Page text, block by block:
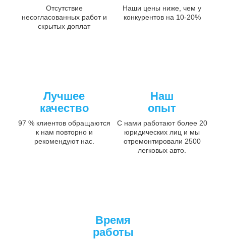
Отсутствие
несогласованных работ и
скрытых доплат
Наши цены ниже, чем у
конкурентов на 10-20%
Лучшее
качество
97 % клиентов обращаются
к нам повторно и
рекомендуют нас.
Наш
опыт
С нами работают более 20
юридических лиц и мы
отремонтировали 2500
легковых авто.
Время
работы